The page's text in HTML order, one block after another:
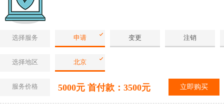
选择服务 申请 变更 注销
选择地区 北京
服务价格 5000元 首付款：3500元 立即购买